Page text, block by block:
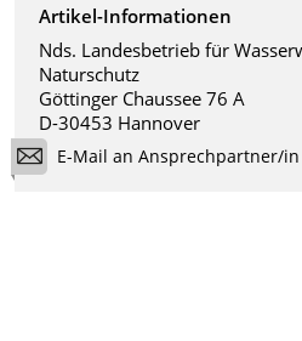
Artikel-Informationen
Nds. Landesbetrieb für
Naturschutz
Göttinger Chaussee 76 A
D-30453 Hannover
E-Mail an Ansprechpartner/in